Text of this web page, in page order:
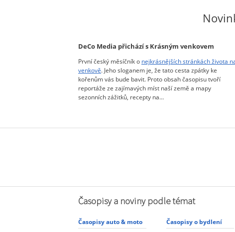
DeCo Media přichází s Krásným venkovem
První český měsíčník o nejkrásnějších stránkách života
venkově. Jeho sloganem je, že tato cesta zpátky ke
kořenům vás bude bavit. Proto obsah časopisu tvoří
reportáže ze zajímavých míst naší země a mapy
sezonních zážitků, recepty na…
Časopisy a noviny podle témat
Časopisy auto & moto Časopisy o bydlení